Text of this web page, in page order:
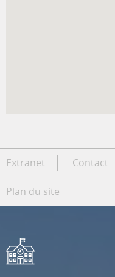
Extranet Contact
Plan du site